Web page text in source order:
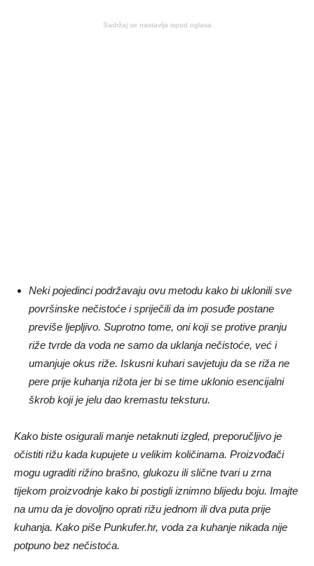
Sadržaj se nastavlja ispod oglasa
Neki pojedinci podržavaju ovu metodu kako bi uklonili sve
površinske nečistoće i spriječili da im posuđe postane
previše ljepljivo. Suprotno tome, oni koji se protive pranju
riže tvrde da voda ne samo da uklanja nečistoće, već i
umanjuje okus riže. Iskusni kuhari savjetuju da se riža ne
pere prije kuhanja rižota jer bi se time uklonio esencijalni
škrob koji je jelu dao kremastu teksturu.
Kako biste osigurali manje netaknuti izgled, preporučljivo je
očistiti rižu kada kupujete u velikim količinama. Proizvođači
mogu ugraditi rižino brašno, glukozu ili slične tvari u zrna
tijekom proizvodnje kako bi postigli iznimno blijedu boju. Imajte
na umu da je dovoljno oprati rižu jednom ili dva puta prije
kuhanja. Kako piše Punkufer.hr, voda za kuhanje nikada nije
potpuno bez nečistoća.